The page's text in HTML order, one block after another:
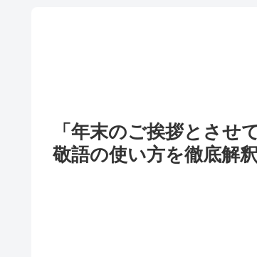
「年末のご挨拶とさ
敬語の使い方を徹底解釈